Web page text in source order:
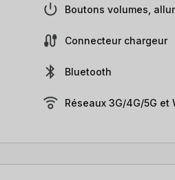
Boutons volumes,
Connecteur chargeur
Bluetooth
Réseaux 3G/4G/5G et